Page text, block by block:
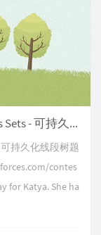
Codeforces 1080F - Katya and Segments Sets - 可持久化线段树
可持久化线段树题
contes
for Katya. She ha